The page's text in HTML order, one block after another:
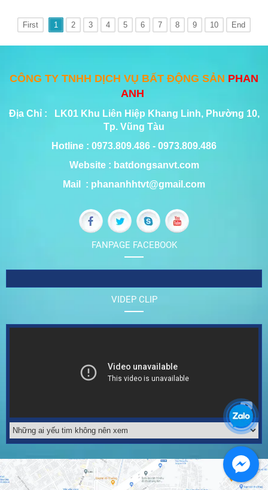
First 1 2 3 4 5 6 7 8 9 10 End
CÔNG TY TNHH DỊCH VỤ BẤT ĐỘNG SẢN PHAN
ANH
Địa Chỉ : LK01 Khu Liên Hiệp Khang Linh, Phường 10,
Tp. Vũng Tàu
Hotline : 0973.809.486 - 0973.809.486
Website : batdongsanvt.com
Mail : phananhhtvt@gmail.com
FANPAGE FACEBOOK
VIDEP CLIP